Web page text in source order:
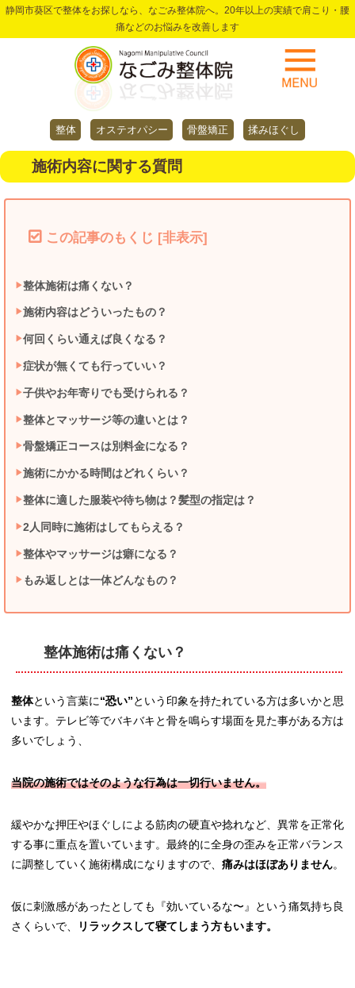
静岡市葵区で整体をお探しなら、なごみ整体院へ。20年以上の実績で肩こり・腰
痛などのお悩みを改善します
整体 オステオパシー 骨盤矯正 揉みほぐし
施術内容に関する質問
この記事のもくじ [非表示]
整体施術は痛くない？
施術内容はどういったもの？
何回くらい通えば良くなる？
症状が無くても行っていい？
子供やお年寄りでも受けられる？
整体とマッサージ等の違いとは？
骨盤矯正コースは別料金になる？
施術にかかる時間はどれくらい？
整体に適した服装や待ち物は？髪型の指定は？
2人同時に施術はしてもらえる？
整体やマッサージは癖になる？
もみ返しとは一体どんなもの？
整体施術は痛くない？
整体という言葉に“恐い”という印象を持たれている方は多いかと思
います。テレビ等でバキバキと骨を鳴らす場面を見た事がある方は
多いでしょう、
当院の施術ではそのような行為は一切行いません。
緩やかな押圧やほぐしによる筋肉の硬直や捻れなど、異常を正常化
する事に重点を置いています。最終的に全身の歪みを正常バランス
に調整していく施術構成になりますので、 痛みはほぼありません。
仮に刺激感があったとしても『効いているな〜』という痛気持ち良
さくらいで、
リラックスして寝てしまう方もいます。